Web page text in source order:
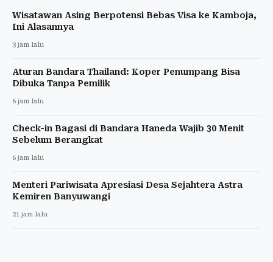
Wisatawan Asing Berpotensi Bebas Visa ke Kamboja,
Ini Alasannya
3 jam lalu
Aturan Bandara Thailand: Koper Penumpang Bisa
Dibuka Tanpa Pemilik
6 jam lalu
Check-in Bagasi di Bandara Haneda Wajib 30 Menit
Sebelum Berangkat
6 jam lalu
Menteri Pariwisata Apresiasi Desa Sejahtera Astra
Kemiren Banyuwangi
21 jam lalu